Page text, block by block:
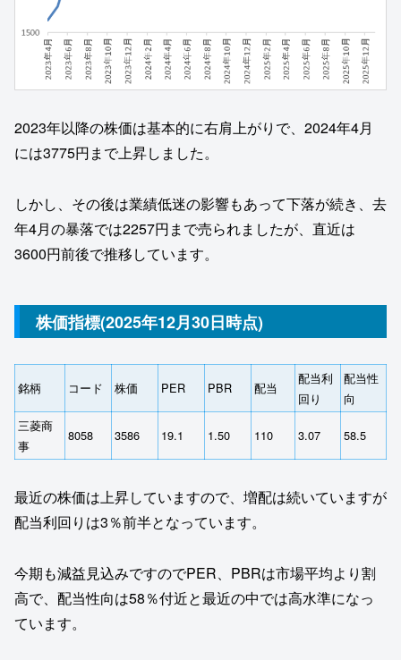
2023年以降の株価は基本的に右肩上がりで、2024年4月
には3775円まで上昇しました。
しかし、その後は業績低迷の影響もあって下落が続き、去
年4月の暴落では2257円まで売られましたが、直近は
3600円前後で推移しています。
株価指標(2025年12月30日時点)
銘柄 コード 株価 PER PBR 配当
配当利
回り
配当性
向
三菱商
事
8058 3586 19.1 1.50 110 3.07 58.5
最近の株価は上昇していますので、増配は続いていますが
配当利回りは3％前半となっています。
今期も減益見込みですのでPER、PBRは市場平均より割
高で、配当性向は58％付近と最近の中では高水準になっ
ています。